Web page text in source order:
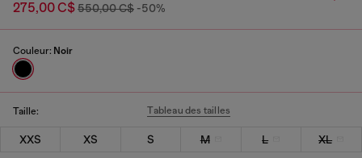
275,00 C$550,00 C$ -50%
Couleur: Noir
Taille: Tableau des tailles
XXS XS S M L XL